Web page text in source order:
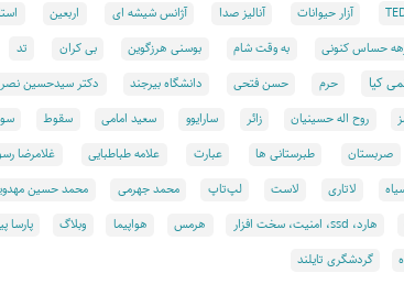
آزار حیوانات آنالیز صدا آژانس شیشه ای اربعین
حساس کنونی به وقت شام بوسنی هرزگوین بی کران تد
کیا حرم حسن فتحی دانشگاه بیرجند دکتر سیدحسین نصر
روح اله حسینیان زائر سارایوو سعید امامی سقوط
صربستان طبرستانی ها عبارت علامه طباطبایی غلامرضا
لاتاری لاست لپ‌تاپ محمد جهرمی محمد حسین
هارد، ssd، امنيت، سخت افزار هرمس هواپيما وبلاگ پارسا
گردشگری تایلند